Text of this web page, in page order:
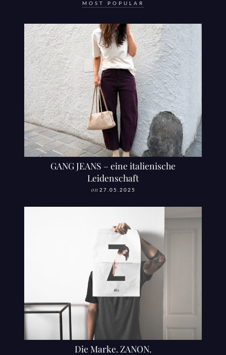
MOST POPULAR
GANG JEANS – eine italienische
Leidenschaft
on 27.05.2025
Die Marke. ZANON.